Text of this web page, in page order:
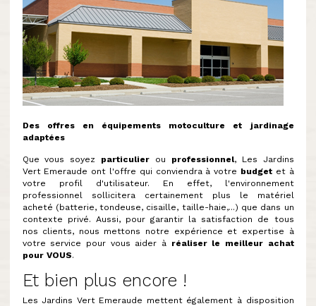
Des offres en équipements motoculture et jardinage
adaptées
Que vous soyez particulier ou professionnel, Les Jardins
Vert Emeraude ont l'offre qui conviendra à votre budgetet à
votre profil d'utilisateur. En effet, l'environnement
professionnel sollicitera certainement plus le matériel
acheté (batterie, tondeuse, cisaille, taille-haie,...) que dans un
contexte privé. Aussi, pour garantir la satisfaction de tous
nos clients, nous mettons notre expérience et expertise à
votre service pour vous aider à
réaliser le meilleur achat
pour VOUS.
Et bien plus encore !
Les Jardins Vert Emeraude mettent également à disposition